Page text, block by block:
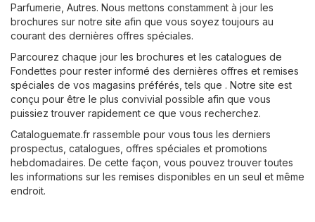
Parfumerie Autres. Nous mettons constamment à jour les
brochures sur notre site afin que vous soyez toujours au
courant des dernières offres spéciales.
Parcourez chaque jour les brochures et les catalogues de
Fondettes pour rester informé des dernières offres et remises
spéciales de vos magasins préférés, tels que . Notre site est
conçu pour être le plus convivial possible afin que vous
puissiez trouver rapidement ce que vous recherchez.
Cataloguemate.fr rassemble pour vous tous les derniers
prospectus, catalogues, offres spéciales et promotions
hebdomadaires. De cette façon, vous pouvez trouver toutes
les informations sur les remises disponibles en un seul et même
endroit.